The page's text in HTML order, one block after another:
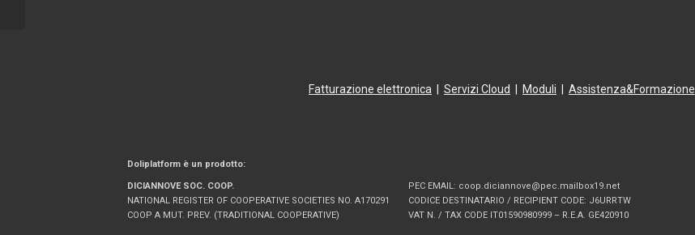
Fatturazione elettronica Servizi Cloud Moduli Assistenza&Formazione
Doliplatform è un prodotto:
DICIANNOVE SOC. COOP.
NATIONAL REGISTER OF COOPERATIVE SOCIETIES NO. A170291
COOP A MUT. PREV. (TRADITIONAL COOPERATIVE)
PEC EMAIL: coop.diciannove@pec.mailbox19.net
CODICE DESTINATARIO / RECIPIENT CODE: J6URRTW
VAT N. / TAX CODE IT01590980999 – R.E.A. GE420910